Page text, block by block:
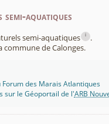
aquatiques
semi-aquatiques i
.
commune de Calonges.
Forum des Marais Atlantiques
sur le Géoportail de l'ARB